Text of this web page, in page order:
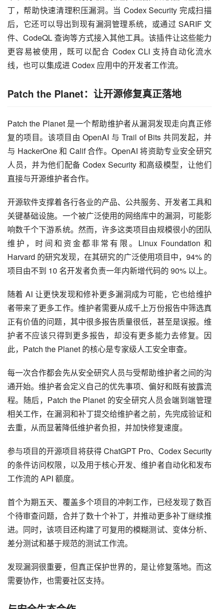
丁，帮助快速清理积压漏洞。当 Codex Security 完成扫描
后，它还可以导出到现有漏洞管理系统，或通过 SARIF 文
件、CodeQL 查询等方式接入其他工具。该插件让这些能力
更容易被使用，既可以配合 Codex CLI 支持自动化流水
线，也可以集成进 Codex 应用中的开发者工作流。
Patch the Planet：让开源修复真正落地
Patch the Planet 是一个帮助维护者从漏洞发现走向真正修
复的项目。该项目由 OpenAI 与 Trail of Bits 共同发起，并
与 HackerOne 和 Calif 合作。OpenAI 将资助专业安全研究
人员，并为他们配备 Codex Security 和高级模型，让他们
直接与开源维护者合作。
开源软件支撑着各行各业的产品、公共服务、开发者工具和
关键基础设施。一个被广泛使用的网络库中的漏洞，可能影
响数千个下游系统。然而，许多这类项目由规模很小的团队
维护，时间和资金都非常有限。Linux Foundation 和
Harvard 的研究发现，在其研究的广泛使用项目中，94% 的
项目由不到 10 名开发者负责一年内新增代码的 90% 以上。
随着 AI 让更快发现和修补更多漏洞成为可能，它也给维护
者带来了更多工作。维护者需要从成千上万份报告中筛选真
正有价值的问题，其中很多报告质量很低，甚至是误报。维
护者不应该只得到更多报告，却没有更多能力去修复。因
此，Patch the Planet 的核心是专家级人工安全审查。
每一次合作都会先从安全研究人员与受帮助维护者之间的沟
通开始。维护者会定义自己的优先事项、偏好和既有披露流
程。随后，Patch the Planet 的安全研究人员会端到端管理
相关工作，在漏洞和补丁提交给维护者之前，先完成验证和
去重，从而显著降低维护者负担，并加快修复速度。
参与项目的开源项目将获得 ChatGPT Pro、Codex Security
的条件访问权限，以及用于核心开发、维护者自动化和发布
工作流的 API 额度。
首个为期五天、覆盖多个项目的冲刺工作，已经发现了数百
个待审查问题，合并了数十个补丁，并推动更多补丁继续推
进。同时，该项目还构建了可复用的模糊测试、变体分析、
差分测试和基于规范的测试工作流。
发现漏洞很重要，但真正保护世界的，是让修复落地。而这
需要协作，也需要社区支持。